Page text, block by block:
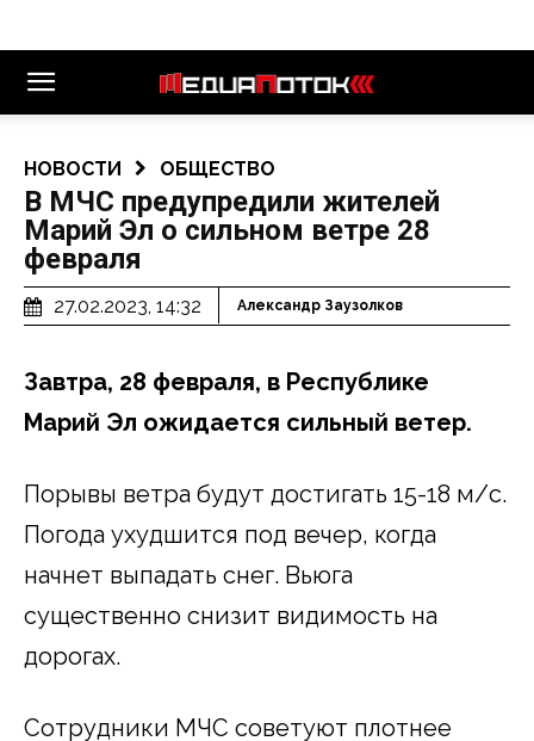
НОВОСТИ ОБЩЕСТВО
В МЧС предупредили жителей
Марий Эл о сильном ветре 28
февраля
27.02.2023, 14:32 Александр Заузолков
Завтра, 28 февраля, в Республике
Марий Эл ожидается сильный ветер.
Порывы ветра будут достигать 15-18 м/с.
Погода ухудшится под вечер, когда
начнет выпадать снег. Вьюга
существенно снизит видимость на
дорогах.
Сотрудники МЧС советуют плотнее